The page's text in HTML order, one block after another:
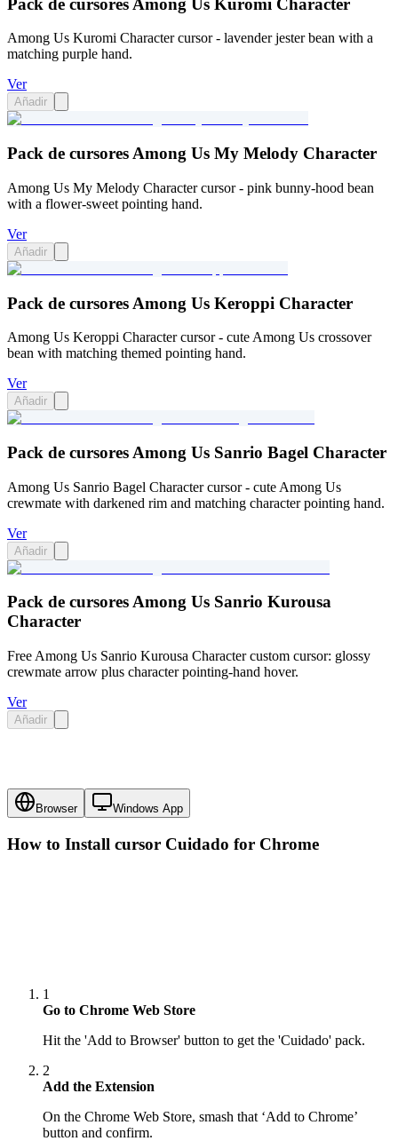
Pack de cursores Among Us Kuromi Character
Among Us Kuromi Character cursor - lavender jester bean with a
matching purple hand.
Ver
Añadir
Pack de cursores Among Us My Melody Character
Among Us My Melody Character cursor - pink bunny-hood bean
with a flower-sweet pointing hand.
Ver
Añadir
Pack de cursores Among Us Keroppi Character
Among Us Keroppi Character cursor - cute Among Us crossover
bean with matching themed pointing hand.
Ver
Añadir
Pack de cursores Among Us Sanrio Bagel Character
Among Us Sanrio Bagel Character cursor - cute Among Us
crewmate with darkened rim and matching character pointing hand.
Ver
Añadir
Pack de cursores Among Us Sanrio Kurousa
Character
Free Among Us Sanrio Kurousa Character custom cursor: glossy
crewmate arrow plus character pointing-hand hover.
Ver
Añadir
Browser Windows App
How to Install cursor Cuidado for Chrome
1
Go to Chrome Web Store
Hit the 'Add to Browser' button to get the 'Cuidado' pack.
2
Add the Extension
On the Chrome Web Store, smash that ‘Add to Chrome’
button and confirm.